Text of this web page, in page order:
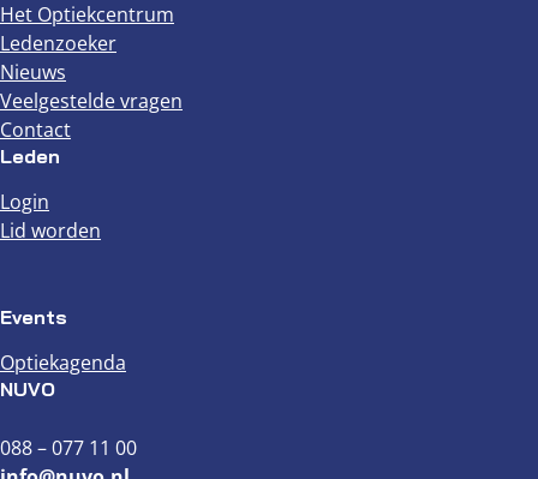
Het Optiekcentrum
Ledenzoeker
Nieuws
Veelgestelde vragen
Contact
Leden
Login
Lid worden
Events
Optiekagenda
NUVO
088 – 077 11 00